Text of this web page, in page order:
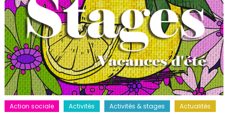
Action sociale Activités Activités & stages
Actualités